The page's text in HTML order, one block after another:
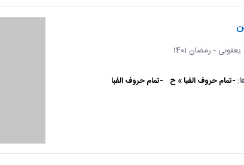
- رمضان 1401
-تمام حروف الفبا » ح -تمام حروف الفبا